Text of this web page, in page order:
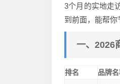
3个月的实地走
到前面，能帮你
一、2026
排名 品牌